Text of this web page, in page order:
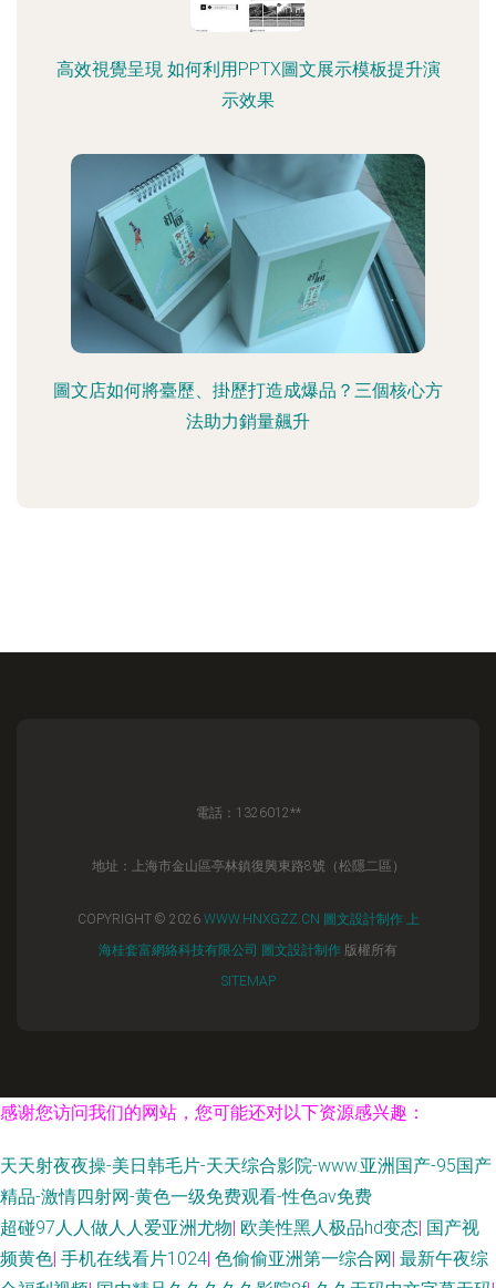
高效視覺呈現 如何利用PPTX圖文展示模板提升演
示效果
圖文店如何將臺歷、掛歷打造成爆品？三個核心方
法助力銷量飆升
電話：1326012**
地址：上海市金山區亭林鎮復興東路8號（松隱二區）
COPYRIGHT © 2026 WWW.HNXGZZ.CN 圖文設計制作
上
海桂套富網絡科技有限公司 圖文設計制作 版權所有
SITEMAP
感谢您访问我们的网站，您可能还对以下资源感兴趣：
天天射夜夜操-美日韩毛片-天天综合影院-www.亚洲国产-95国产
精品-激情四射网-黄色一级免费观看-性色av免费
超碰97人人做人人爱亚洲尤物| 欧美性黑人极品hd变态| 国产视
频黄色| 手机在线看片1024| 色偷偷亚洲第一综合网| 最新午夜综